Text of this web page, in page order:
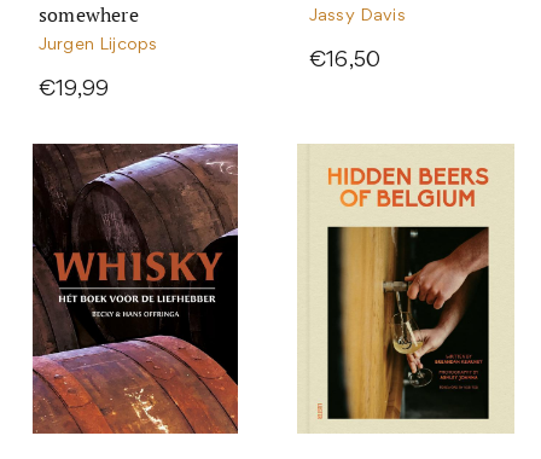
somewhere
Jurgen Lijcops
€19,99
Jassy Davis
€16,50